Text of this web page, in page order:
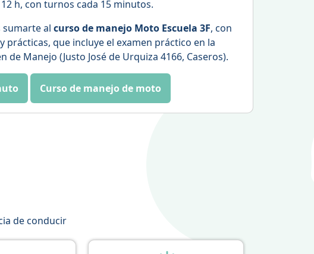
h, con turnos cada 15 minutos.
sumarte al curso de manejo Moto Escuela 3F, con
prácticas, que incluye el examen práctico en la
de Manejo (Justo José de Urquiza 4166, Caseros).
Curso de manejo de moto
de conducir